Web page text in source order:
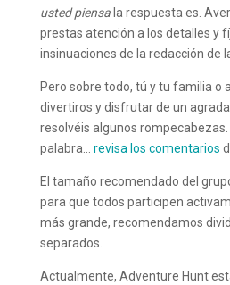
usted piensala respuesta es.
prestas atención a los detalles y
insinuaciones de la redacción de
Pero sobre todo, tú y tu familia o
divertiros y disfrutar de un
resolvéis algunos
palabra... revisa los comentarios
El tamaño recomendado del
para que todos participen
más grande, recomendamos
separados.
Actualmente, Adventure Hunt